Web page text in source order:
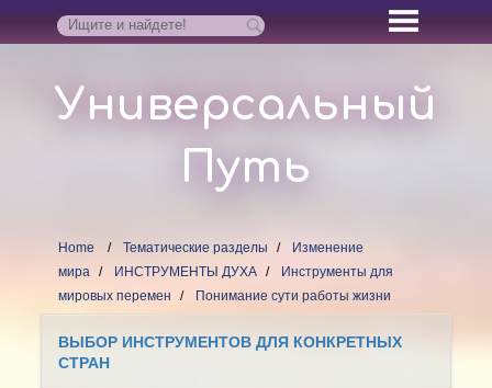
Универсальный
Путь
Home Тематические разделы
Изменение
мира
ИНСТРУМЕНТЫ ДУХА
Инструменты для
мировых перемен
Понимание сути работы жизни
ВЫБОР ИНСТРУМЕНТОВ ДЛЯ КОНКРЕТНЫХ
СТРАН